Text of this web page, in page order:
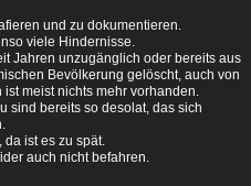
und zu dokumentieren.
viele Hindernisse.
Jahren unzugänglich oder bereits aus
Bevölkerung gelöscht, auch von
meist nichts mehr vorhanden.
sind bereits so desolat, das sich
da ist es zu spät.
auch nicht befahren.